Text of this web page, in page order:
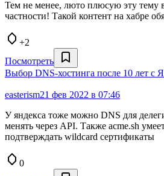
Тем не менее, люто плюсую эту тему
частности! Такой контент на хабре
+2
Посмотреть
Выбор DNS-хостинга после 10 лет с
easterism21 фев 2022 в 07:46
У яндекса тоже можно DNS для
менять через API. Также acme.sh
подтверждать wildcard сертификаты
0